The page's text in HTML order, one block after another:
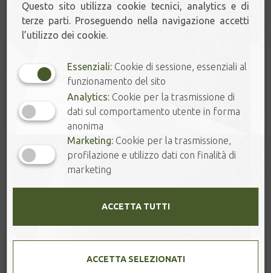
FRUTTATO. FUMÉE & LEGNO.
NUTTY & SWEET.
🌞 SUMMER TEA
Questo sito utilizza cookie tecnici, analytics e di
terze parti. Proseguendo nella navigazione accetti
l’utilizzo dei cookie.
Essenziali: Cookie di sessione, essenziali al
funzionamento del sito
Analytics: Cookie per la trasmissione di
dati sul comportamento utente in forma
anonima
Marketing: Cookie per la trasmissione,
profilazione e utilizzo dati con finalità di
marketing
ACCETTA TUTTI
ACCETTA SELEZIONATI